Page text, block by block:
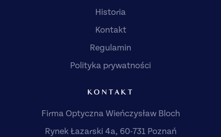
Historia
Kontakt
Regulamin
Polityka prywatności
KONTAKT
Firma Optyczna Wieńczysław Bloch
Rynek Łazarski 4a, 60-731 Poznań